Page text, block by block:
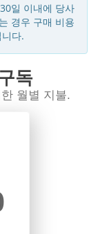
일 이내에 당사
경우 구매 비용
다.
독
월별 지불.